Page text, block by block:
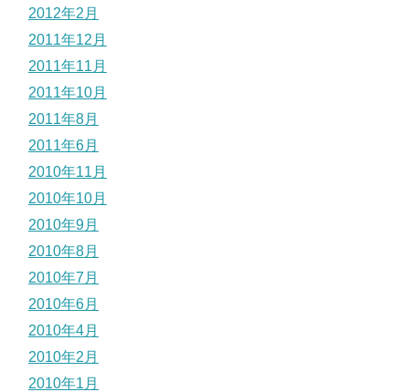
2012年2月
2011年12月
2011年11月
2011年10月
2011年8月
2011年6月
2010年11月
2010年10月
2010年9月
2010年8月
2010年7月
2010年6月
2010年4月
2010年2月
2010年1月